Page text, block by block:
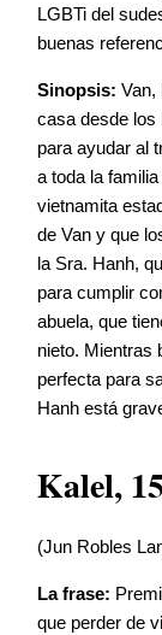
LGBTi del
buenas
Sinopsis: Van,
casa desde los
para ayudar al
a toda la
vietnamita
de Van y que
la Sra. Hanh,
para cumplir
abuela, que
nieto. Mientras
perfecta para
Hanh está
Kalel, 15
(Jun Robles
La frase:
que perder de